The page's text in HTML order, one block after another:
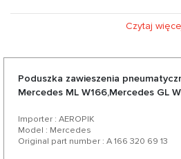
pneumatycznego | Poduszka
Mercedes GLE W166 (2015-2018)
Czytaj
Poduszka zawieszenia
Mercedes ML W166,Mercedes GL
Importer : AEROPIK
Model : Mercedes
Original part number : A 166 320 69 13